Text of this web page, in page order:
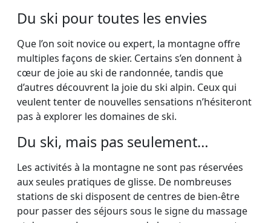
Du ski pour toutes les envies
Que l’on soit novice ou expert, la montagne offre
multiples façons de skier. Certains s’en donnent à
cœur de joie au ski de randonnée, tandis que
d’autres découvrent la joie du ski alpin. Ceux qui
veulent tenter de nouvelles sensations n’hésiteront
pas à explorer les domaines de ski.
Du ski, mais pas seulement…
Les activités à la montagne ne sont pas réservées
aux seules pratiques de glisse. De nombreuses
stations de ski disposent de centres de bien-être
pour passer des séjours sous le signe du massage